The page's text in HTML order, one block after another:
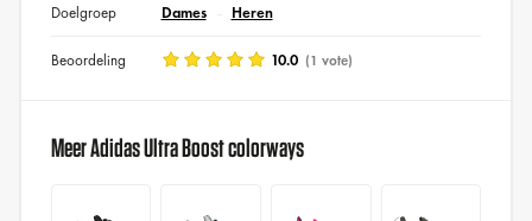
Doelgroep Dames Heren
Beoordeling 10.0 (1 vote)
Meer Adidas Ultra Boost colorways